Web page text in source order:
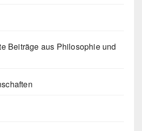
Beiträge aus Philosophie und